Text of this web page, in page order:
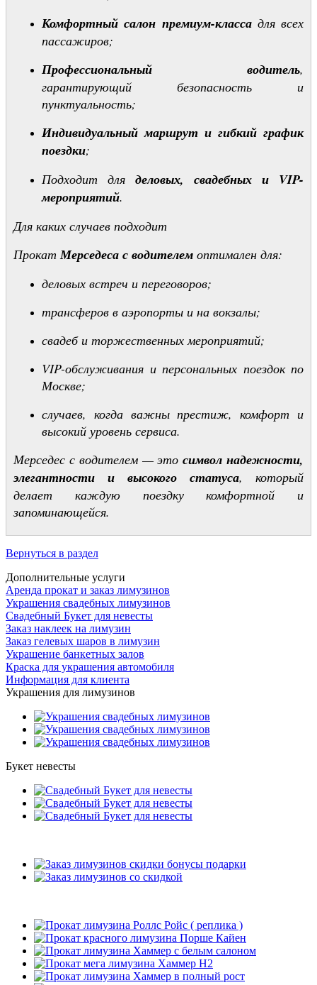
Комфортный салон премиум-классадля всех
пассажиров;
Профессиональный водитель,
гарантирующий безопасность и
пунктуальность;
Индивидуальный маршрут и гибкий график
поездки;
Подходит для деловых, свадебных и VIP-
мероприятий.
Для каких случаев подходит
Прокат Мерседеса с водителем оптимален для:
деловых встреч и переговоров;
трансферов в аэропорты и на вокзалы;
свадеб и торжественных мероприятий;
VIP-обслуживания и персональных поездок по
Москве;
случаев, когда важны престиж, комфорт и
высокий уровень сервиса.
Мерседес с водителем — этосимвол надежности,
элегантности и высокого статуса, который
делает каждую поездку комфортной и
запоминающейся.
Вернуться в раздел
Дополнительные услуги
Аренда прокат и заказ лимузинов
Украшения свадебных лимузинов
Свадебный Букет для невесты
Заказ наклеек на лимузин
Заказ гелевых шаров в лимузин
Украшение банкетных залов
Краска для украшения автомобиля
Информация для клиента
Украшения для лимузинов
Букет невесты